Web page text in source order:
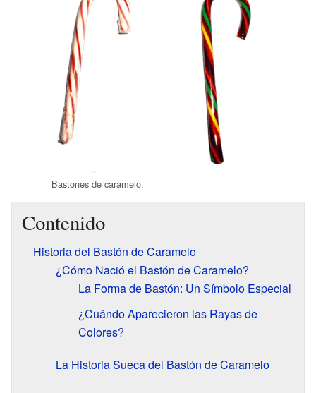
Bastones de caramelo.
Contenido
Historia del Bastón de Caramelo
¿Cómo Nació el Bastón de Caramelo?
La Forma de Bastón: Un Símbolo Especial
¿Cuándo Aparecieron las Rayas de
Colores?
La Historia Sueca del Bastón de Caramelo